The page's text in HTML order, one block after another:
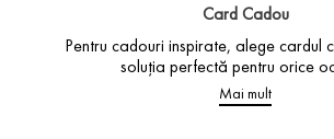
Card Cadou
Pentru cadouri inspirate, alege cardul
soluția perfectă pentru orice
Mai mult